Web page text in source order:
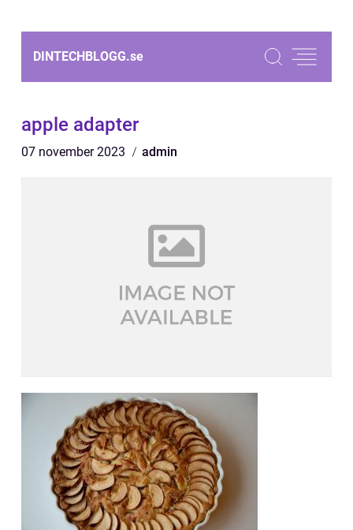
DINTECHBLOGG.se
apple adapter
07 november 2023 admin